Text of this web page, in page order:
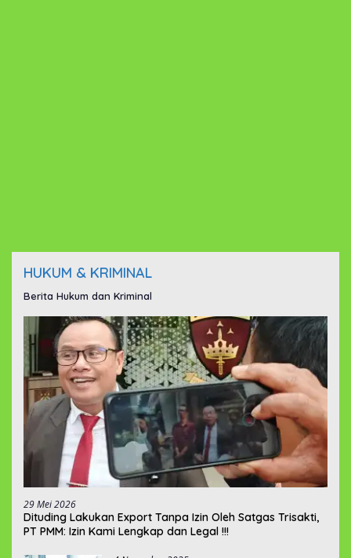
HUKUM & KRIMINAL
Berita Hukum dan Kriminal
29 Mei 2026
‎Dituding Lakukan Export Tanpa Izin Oleh Satgas Trisakti,
PT PMM: Izin Kami Lengkap dan Legal !!!